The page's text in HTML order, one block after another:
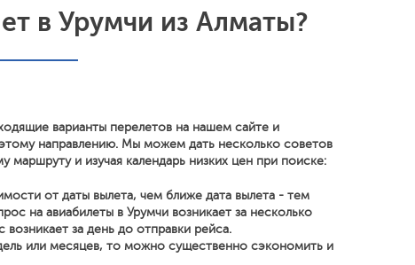
в Урумчи из Алматы?
варианты перелетов на нашем сайте и
направлению. Мы можем дать несколько советов
маршруту и изучая календарь низких цен при поиске:
от даты вылета, чем ближе дата вылета - тем
на авиабилеты в Урумчи возникает за несколько
за день до отправки рейса.
или месяцев, то можно существенно сэкономить и